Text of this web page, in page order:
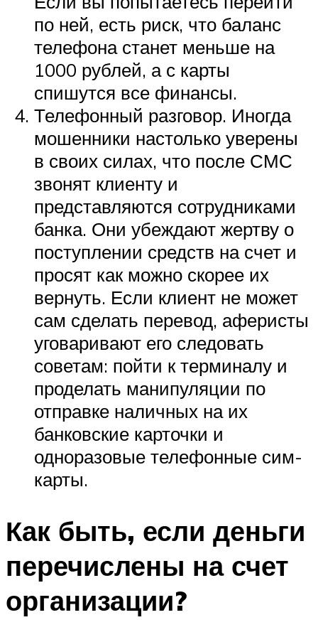
по ней, есть риск, что баланс
телефона станет меньше на
1000 рублей, а с карты
спишутся все финансы.
Телефонный разговор. Иногда
мошенники настолько уверены
в своих силах, что после СМС
звонят клиенту и
представляются сотрудниками
банка. Они убеждают жертву о
поступлении средств на счет и
просят как можно скорее их
вернуть. Если клиент не может
сам сделать перевод, аферисты
уговаривают его следовать
советам: пойти к терминалу и
проделать манипуляции по
отправке наличных на их
банковские карточки и
одноразовые телефонные сим-
карты.
Как быть, если деньги
перечислены на счет
организации?